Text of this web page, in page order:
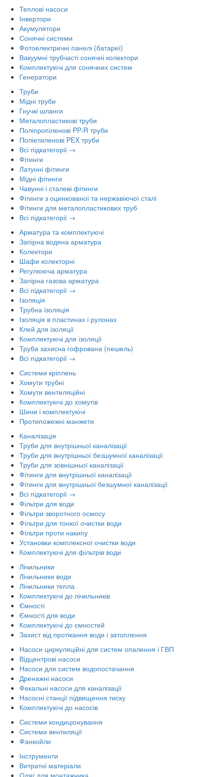
Теплові насоси
Інвертори
Акумулятори
Сонячні системи
Фотоелектричні панелі (батареї)
Вакуумні трубчасті сонячні колектори
Комплектуючі для сонячних систем
Генератори
Труби
Мідні труби
Гнучкі шланги
Металопластикові труби
Поліпропіленові PP-R труби
Поліетиленові PEX труби
Всі підкатегорії →
Фітинги
Латунні фітинги
Мідні фітинги
Чавунні і сталеві фітинги
Фітинги з оцинкованої та нержавіючої сталі
Фітинги для металопластикових труб
Всі підкатегорії →
Арматура та комплектуючі
Запірна водяна арматура
Колектори
Шафи колекторні
Регулююча арматура
Запірна газова арматура
Всі підкатегорії →
Ізоляція
Трубна ізоляція
Ізоляція в пластинах і рулонах
Клей для ізоляції
Комплектуючі для ізоляції
Труба захисна гофрована (пешель)
Всі підкатегорії →
Системи кріплень
Хомути трубні
Хомути вентиляційні
Комплектуючі до хомутів
Шини і комплектуючі
Протипожежні манжети
Каналізація
Труби для внутрішньої каналізації
Труби для внутрішньої безшумної каналізації
Труби для зовнішньої каналізації
Фітинги для внутрішньої каналізації
Фітинги для внутрішньої безшумної каналізації
Всі підкатегорії →
Фільтри для води
Фільтри зворотного осмосу
Фільтри для тонкої очистки води
Фільтри проти накипу
Установки комплексної очистки води
Комплектуючі для фільтрів води
Лічильники
Лічильники води
Лічильники тепла
Комплектуючі до лічильників
Ємності
Ємності для води
Комплектуючі до ємностей
Захист від протікання води і затоплення
Насоси циркуляційні для систем опалення і ГВП
Відцентрові насоси
Насоси для систем водопостачання
Дренажні насоси
Фекальні насоси для каналізації
Насосні станції підвищення тиску
Комплектуючі до насосів
Системи кондиціонування
Системи вентиляції
Фанкойли
Інструменти
Витратні матеріали